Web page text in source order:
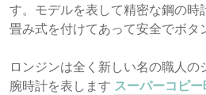
す。モデルを表して精密な鋼の時
畳み式を付けてあって安全でボタ
ロンジンは全く新しい名の職人
腕時計を表します スーパーコピ